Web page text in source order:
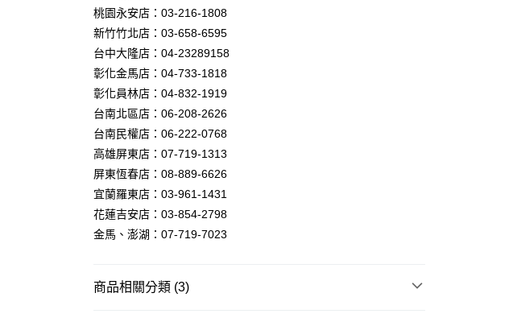
Google Pay
全盈+PAY
AFTEE先享後付
相關說明
【關於「AFTEE先享後付」】
AFTEE先享後付是「在收到商品之後才付款」的支付方式。 讓您購物簡單
便利好安心！
１．簡單：不需註冊會員、不需綁卡、不需儲值。
２．便利：只要手機號碼，簡訊認證，即可結帳。
【「AFTEE先享後付」結帳流程】
１．於結帳方式選擇「AFTEE先享後付」後，將跳轉至「AFTEE先享後
付」結帳頁面，進行簡訊認證並確認金額後，即可完成結帳。
／ATM／網路銀行／等多元方式進行付款，方視為交易完成。
ATM付款
運送方式
每筆NT$180，滿NT$5,000(含以上)免運費
桃園永安店：03-216-1808
新竹竹北店：03-658-6595
台中大隆店：04-23289158
彰化金馬店：04-733-1818
彰化員林店：04-832-1919
台南北區店：06-208-2626
台南民權店：06-222-0768
高雄屏東店：07-719-1313
屏東恆春店：08-889-6626
宜蘭羅東店：03-961-1431
花蓮吉安店：03-854-2798
金馬、澎湖：07-719-7023
商品相關分類 (3)